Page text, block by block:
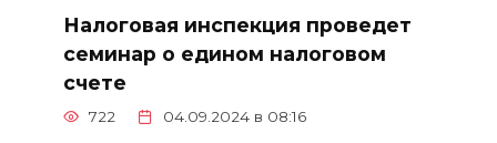
Налоговая инспекция проведет
семинар о едином налоговом
счете
722 04.09.2024 в 08:16